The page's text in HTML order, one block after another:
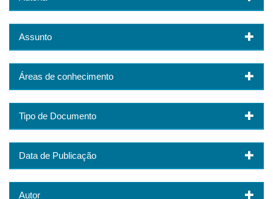
Assunto
Áreas de conhecimento
Tipo de Documento
Data de Publicação
Autor